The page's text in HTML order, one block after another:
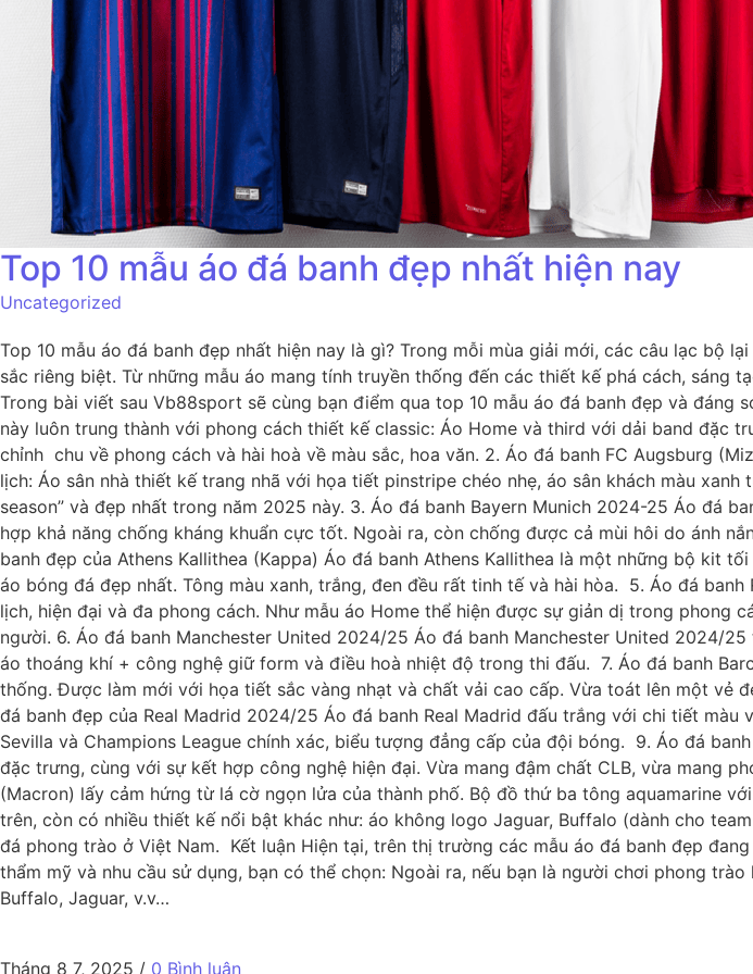
Top 10 mẫu áo đá banh đẹp nhất hiện nay
Uncategorized
Top 10 mẫu áo đá banh đẹp nhất hiện nay là gì? Trong mỗi mùa giải mới, các câu lạc bộ
sắc riêng biệt. Từ những mẫu áo mang tính truyền thống đến các thiết kế phá cách, sáng
Trong bài viết sau Vb88sport sẽ cùng bạn điểm qua top 10 mẫu áo đá banh đẹp và đáng
này luôn trung thành với phong cách thiết kế classic: Áo Home và third với dải band đặc
chỉnh chu về phong cách và hài hoà về màu sắc, hoa văn. 2. Áo đá banh FC Augsburg
lịch: Áo sân nhà thiết kế trang nhã với họa tiết pinstripe chéo nhẹ, áo sân khách màu
season” và đẹp nhất trong năm 2025 này. 3. Áo đá banh Bayern Munich 2024-25 Áo đá
hợp khả năng chống kháng khuẩn cực tốt. Ngoài ra, còn chống được cả mùi hôi do ánh
banh đẹp của Athens Kallithea (Kappa) Áo đá banh Athens Kallithea là một những bộ kit
áo bóng đá đẹp nhất. Tông màu xanh, trắng, đen đều rất tinh tế và hài hòa. 5. Áo đá
lịch, hiện đại và đa phong cách. Như mẫu áo Home thể hiện được sự giản dị trong phong
người. 6. Áo đá banh Manchester United 2024/25 Áo đá banh Manchester United 2024/
áo thoáng khí + công nghệ giữ form và điều hoà nhiệt độ trong thi đấu. 7. Áo đá banh
thống. Được làm mới với họa tiết sắc vàng nhạt và chất vải cao cấp. Vừa toát lên một vẻ
đá banh đẹp của Real Madrid 2024/25 Áo đá banh Real Madrid đấu trắng với chi tiết
Sevilla và Champions League chính xác, biểu tượng đẳng cấp của đội bóng. 9. Áo đá
đặc trưng, cùng với sự kết hợp công nghệ hiện đại. Vừa mang đậm chất CLB, vừa mang
(Macron) lấy cảm hứng từ lá cờ ngọn lửa của thành phố. Bộ đồ thứ ba tông aquamarine
trên, còn có nhiều thiết kế nổi bật khác như: áo không logo Jaguar, Buffalo (dành cho
đá phong trào ở Việt Nam. Kết luận Hiện tại, trên thị trường các mẫu áo đá banh đẹp
thẩm mỹ và nhu cầu sử dụng, bạn có thể chọn: Ngoài ra, nếu bạn là người chơi phong
Buffalo, Jaguar, v.v…
Tháng 8 7, 2025 / 0 Bình luận